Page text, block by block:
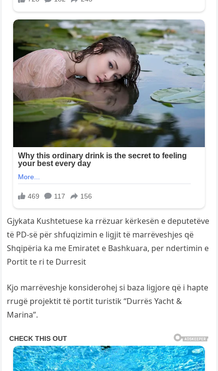
Gjykata Kushtetuese ka rrëzuar kërkesën e deputetëve
të PD-së për shfuqizimin e ligjit të marrëveshjes që
Shqipëria ka me Emiratet e Bashkuara, per ndertimin e
Portit te ri te Durresit
Kjo marrëveshje konsiderohej si baza ligjore që i hapte
rrugë projektit të portit turistik “Durrës Yacht &
Marina”.